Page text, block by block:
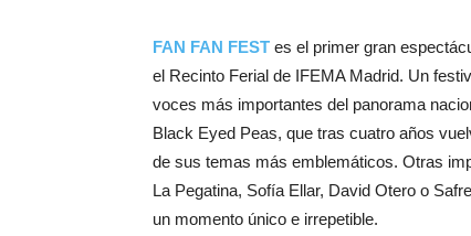
FAN FAN FEST es el primer gran
el Recinto Ferial de IFEMA Madrid. Un
voces más importantes del panorama
Black Eyed Peas, que tras cuatro años
de sus temas más emblemáticos. Otras
La Pegatina, Sofía Ellar, David Otero o
un momento único e irrepetible.